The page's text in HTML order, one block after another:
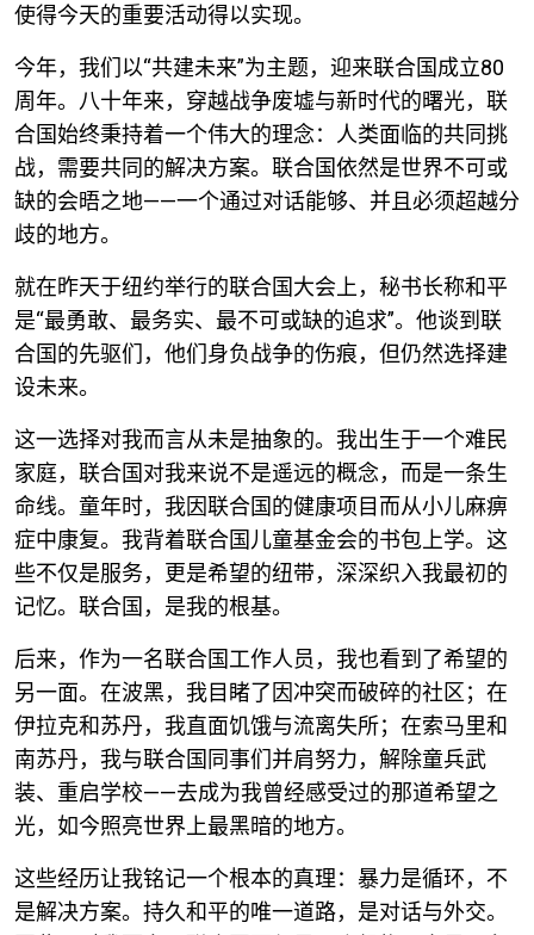
使得今天的重要活动得以实现。
今年，我们以“共建未来”为主题，迎来联合国成立80
周年。八十年来，穿越战争废墟与新时代的曙光，联
合国始终秉持着一个伟大的理念：人类面临的共同挑
战，需要共同的解决方案。联合国依然是世界不可或
缺的会晤之地——一个通过对话能够、并且必须超越分
歧的地方。
就在昨天于纽约举行的联合国大会上，秘书长称和平
是“最勇敢、最务实、最不可或缺的追求”。他谈到联
合国的先驱们，他们身负战争的伤痕，但仍然选择建
设未来。
这一选择对我而言从未是抽象的。我出生于一个难民
家庭，联合国对我来说不是遥远的概念，而是一条生
命线。童年时，我因联合国的健康项目而从小儿麻痹
症中康复。我背着联合国儿童基金会的书包上学。这
些不仅是服务，更是希望的纽带，深深织入我最初的
记忆。联合国，是我的根基。
后来，作为一名联合国工作人员，我也看到了希望的
另一面。在波黑，我目睹了因冲突而破碎的社区；在
伊拉克和苏丹，我直面饥饿与流离失所；在索马里和
南苏丹，我与联合国同事们并肩努力，解除童兵武
装、重启学校——去成为我曾经感受过的那道希望之
光，如今照亮世界上最黑暗的地方。
这些经历让我铭记一个根本的真理：暴力是循环，不
是解决方案。持久和平的唯一道路，是对话与外交。